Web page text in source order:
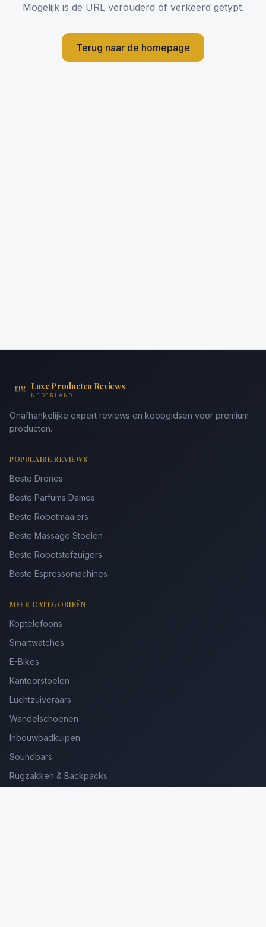
Mogelijk is de URL verouderd of verkeerd getypt.
Terug naar de homepage
Luxe Producten Reviews
NEDERLAND
Onafhankelijke expert reviews en koopgidsen voor premium
producten.
POPULAIRE REVIEWS
Beste Drones
Beste Parfums Dames
Beste Robotmaaiers
Beste Massage Stoelen
Beste Robotstofzuigers
Beste Espressomachines
MEER CATEGORIEËN
Koptelefoons
Smartwatches
E-Bikes
Kantoorstoelen
Luchtzuiveraars
Wandelschoenen
Inbouwbadkuipen
Soundbars
Rugzakken & Backpacks